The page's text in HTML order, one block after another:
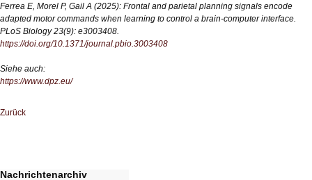
Ferrea E, Morel P, Gail A (2025): Frontal and parietal planning signals encode
adapted motor commands when learning to control a brain-computer interface.
PLoS Biology 23(9): e3003408.
https://doi.org/10.1371/journal.pbio.3003408
Siehe auch:
https://www.dpz.eu/
Zurück
Nachrichtenarchiv